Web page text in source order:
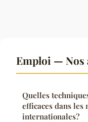
Emploi — Nos
Quelles
efficaces dans les
internationales?